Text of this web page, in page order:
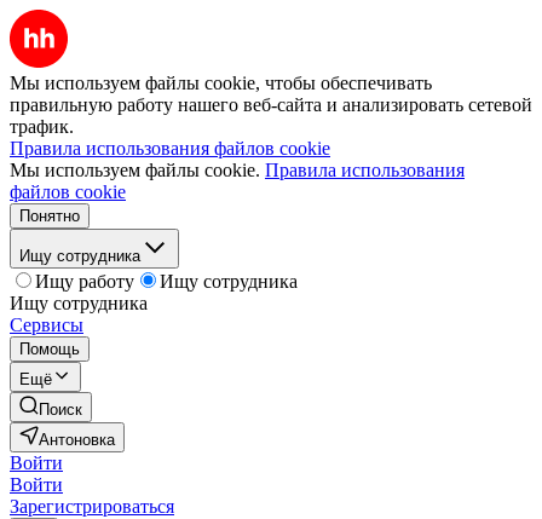
Мы используем файлы cookie, чтобы обеспечивать
правильную работу нашего веб-сайта и анализировать сетевой
трафик.
Правила использования файлов cookie
Мы используем файлы cookie. Правила использования
файлов cookie
Понятно
Ищу сотрудника
Ищу работу
Ищу сотрудника
Ищу сотрудника
Сервисы
Помощь
Ещё
Поиск
Антоновка
Войти
Войти
Зарегистрироваться